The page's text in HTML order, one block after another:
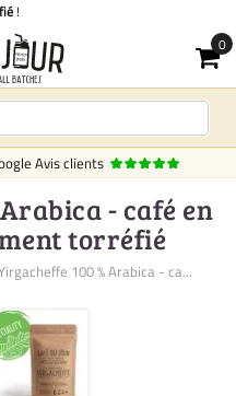
rapide
Avis clients
- café en
torréfié
100 % Arabica - ca...